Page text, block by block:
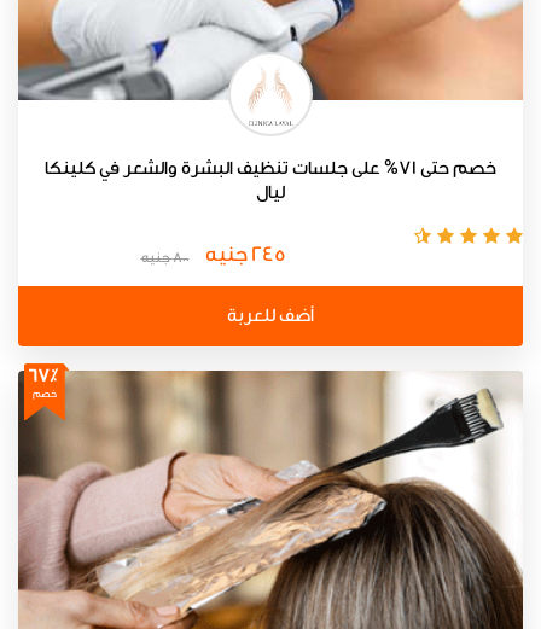
خصم حتى 71% على جلسات تنظيف البشرة والشعر في كلينكا
ليال
245 جنيه 800 جنيه
أضف للعربة
67٪
خصم